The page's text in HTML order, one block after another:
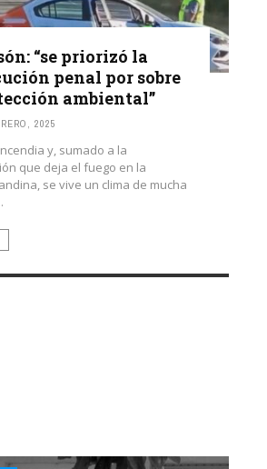
“se priorizó la
penal por sobre
ambiental”
2025
y, sumado a la
que deja el fuego en la
se vive un clima de mucha